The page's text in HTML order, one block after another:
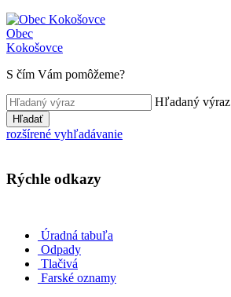
Obec
Kokošovce
S čím Vám pomôžeme?
Hľadaný výraz
Hľadať
rozšírené vyhľadávanie
Rýchle odkazy
Úradná tabuľa
Odpady
Tlačivá
Farské oznamy